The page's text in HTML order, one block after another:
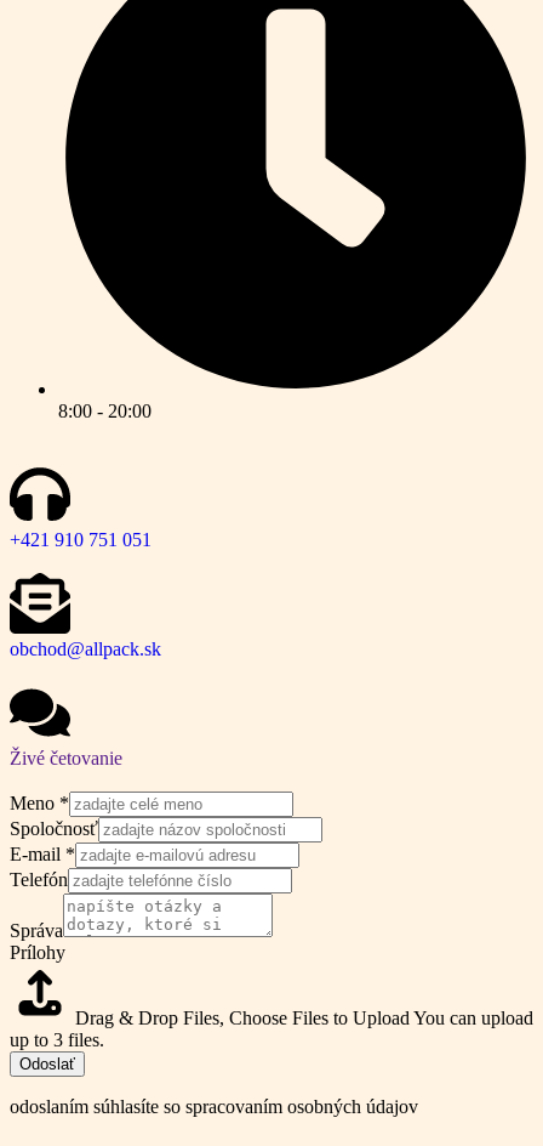
8:00 - 20:00
+421 910 751 051
obchod@allpack.sk
Živé četovanie
Meno *
Spoločnosť
E-mail *
Telefón
Správa
Prílohy
Drag & Drop Files, Choose Files to Upload You can upload
up to 3 files.
Odoslať
odoslaním súhlasíte so spracovaním osobných údajov